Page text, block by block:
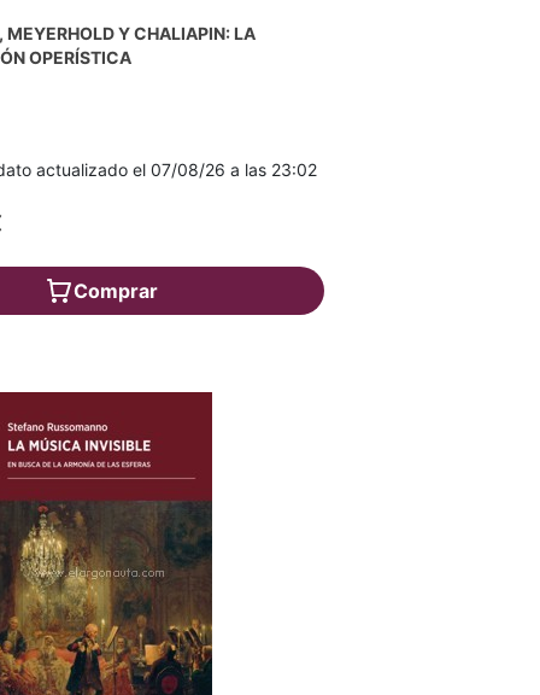
MEYERHOLD Y CHALIAPIN: LA
OPERÍSTICA
actualizado el 07/08/26 a las 23:02
Comprar